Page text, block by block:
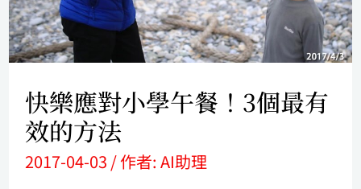
快樂應對小學午餐！3個最有
效的方法
2017-04-03 / 作者: AI助理
午
餐！
個
最
有